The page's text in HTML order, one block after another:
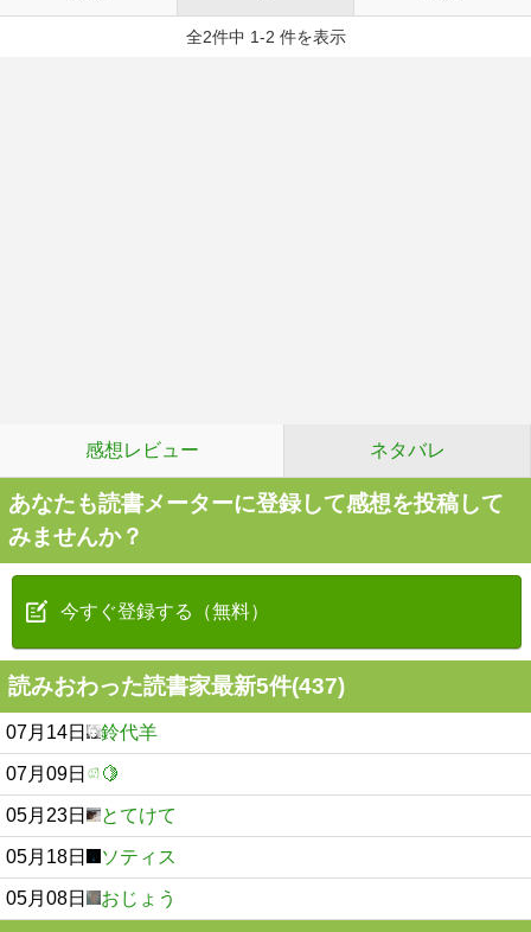
全2件中 1-2 件を表示
感想レビュー ネタバレ
あなたも読書メーターに登録して感想を投稿して
みませんか？
今すぐ登録する（無料）
読みおわった読書家最新5件(437)
07月14日 鈴代羊
07月09日 🍋
05月23日 とてけて
05月18日 ソティス
05月08日 おじょう